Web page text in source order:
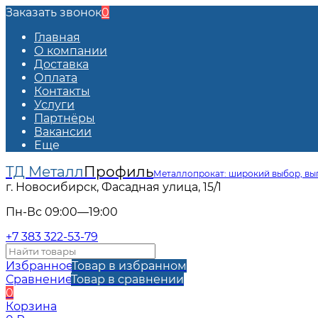
Заказать звонок0
Главная
О компании
Доставка
Оплата
Контакты
Услуги
Партнёры
Вакансии
Еще
ТД МеталлПрофильМеталлопрокат: широкий выбор,
г. Новосибирск, Фасадная улица, 15/1
Пн-Вс 09:00—19:00
+7 383 322-53-79
ИзбранноеТовар в избранном
СравнениеТовар в сравнении
0
Корзина